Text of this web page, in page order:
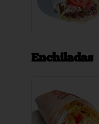
Enchiladas